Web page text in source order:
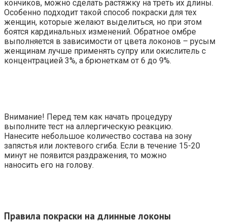
кончиков, можно сделать растяжку на треть их длины.
Особенно подходит такой способ покраски для тех
женщин, которые желают выделиться, но при этом
боятся кардинальных изменений. Обратное омбре
выполняется в зависимости от цвета локонов – русым
женщинам лучше применять супру или окислитель с
концентрацией 3%, а брюнеткам от 6 до 9%.
Внимание! Перед тем как начать процедуру
выполните тест на аллергическую реакцию.
Нанесите небольшое количество состава на зону
запястья или локтевого сгиба. Если в течение 15-20
минут не появится раздражения, то можно
наносить его на голову.
Правила покраски на длинные локоны